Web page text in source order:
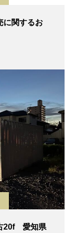
に関するお
20f 愛知県